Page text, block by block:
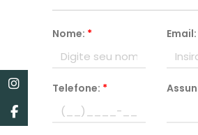
Nome: * Email:
Telefone: *